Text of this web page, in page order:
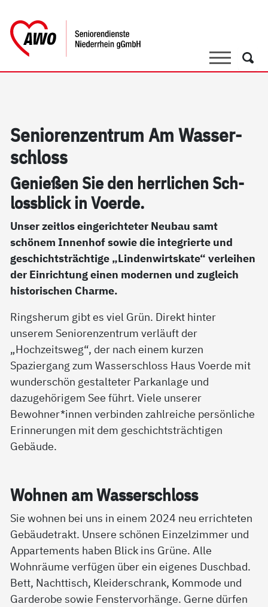
SucheSuche
Se­nio­ren­zen­trum Am Was­ser­
sch­loss
Ge­nie­ßen Sie den herr­li­chen Sch­
loss­blick in Vo­er­de.
Unser zeitlos eingerichteter Neubau samt
schönem Innenhof sowie die integrierte und
geschichtsträchtige „Lindenwirtskate“ verleihen
der Einrichtung einen modernen und zugleich
historischen Charme.
Ringsherum gibt es viel Grün. Direkt hinter
unserem Seniorenzentrum verläuft der
„Hochzeitsweg“, der nach einem kurzen
Spaziergang zum Wasserschloss Haus Voerde mit
wunderschön gestalteter Parkanlage und
dazugehörigem See führt. Viele unserer
Bewohner*innen verbinden zahlreiche persönliche
Erinnerungen mit dem geschichtsträchtigen
Gebäude.
Woh­nen am Was­ser­sch­loss
Sie wohnen bei uns in einem 2024 neu errichteten
Gebäudetrakt. Unsere schönen Einzelzimmer und
Appartements haben Blick ins Grüne. Alle
Wohnräume verfügen über ein eigenes Duschbad.
Bett, Nachttisch, Kleiderschrank, Kommode und
Garderobe sowie Fenstervorhänge. Gerne dürfen